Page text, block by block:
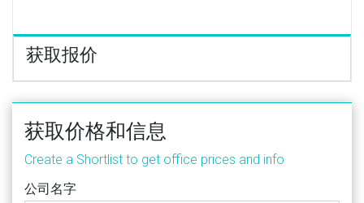
获取报价
获取价格和信息
Create a Shortlist to get office prices and info
公司名字